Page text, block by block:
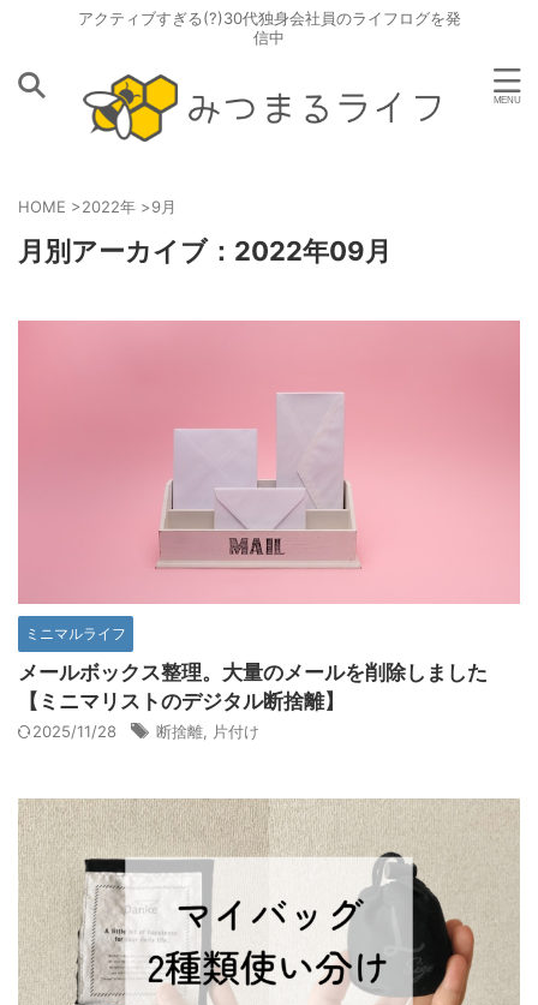
アクティブすぎる(?)30代独身会社員のライフログを発
信中
HOME >2022年 >9月
月別アーカイブ：2022年09月
ミニマルライフ
メールボックス整理。大量のメールを削除しました
【ミニマリストのデジタル断捨離】
2025/11/28 断捨離 片付け